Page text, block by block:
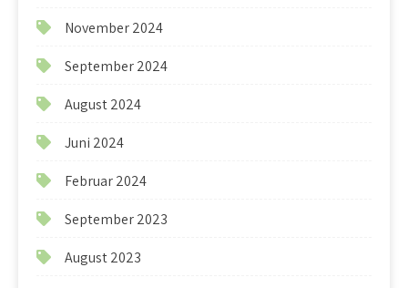
November 2024
September 2024
August 2024
Juni 2024
Februar 2024
September 2023
August 2023